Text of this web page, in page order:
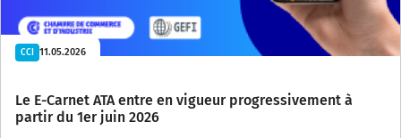
CCI 11.05.2026
Le E-Carnet ATA entre en vigueur progressivement à
partir du 1er juin 2026